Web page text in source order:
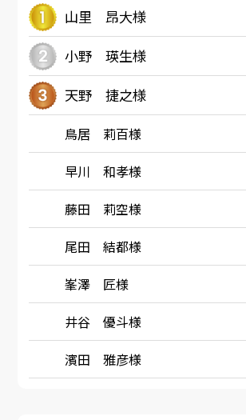
山里 昂大様
小野 瑛生様
天野 捷之様
鳥居 莉百様
早川 和孝様
藤田 莉空様
尾田 結都様
峯澤 匠様
井谷 優斗様
濱田 雅彦様